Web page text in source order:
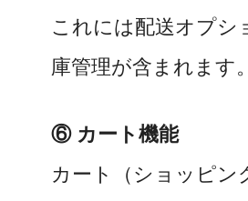
これには配送オプシ
庫管理が含まれます。
⑥ カート機能
カート（ショッピン